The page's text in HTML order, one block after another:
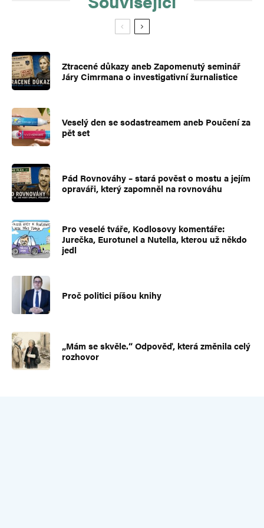
Ztracené důkazy aneb Zapomenutý seminář
Járy Cimrmana o investigativní žurnalistice
Veselý den se sodastreamem aneb Poučení za
pět set
Pád Rovnováhy – stará pověst o mostu a jejím
opraváři, který zapomněl na rovnováhu
Pro veselé tváře, Kodlosovy komentáře:
Jurečka, Eurotunel a Nutella, kterou už někdo
jedl
Proč politici píšou knihy
„Mám se skvěle.“ Odpověď, která změnila celý
rozhovor